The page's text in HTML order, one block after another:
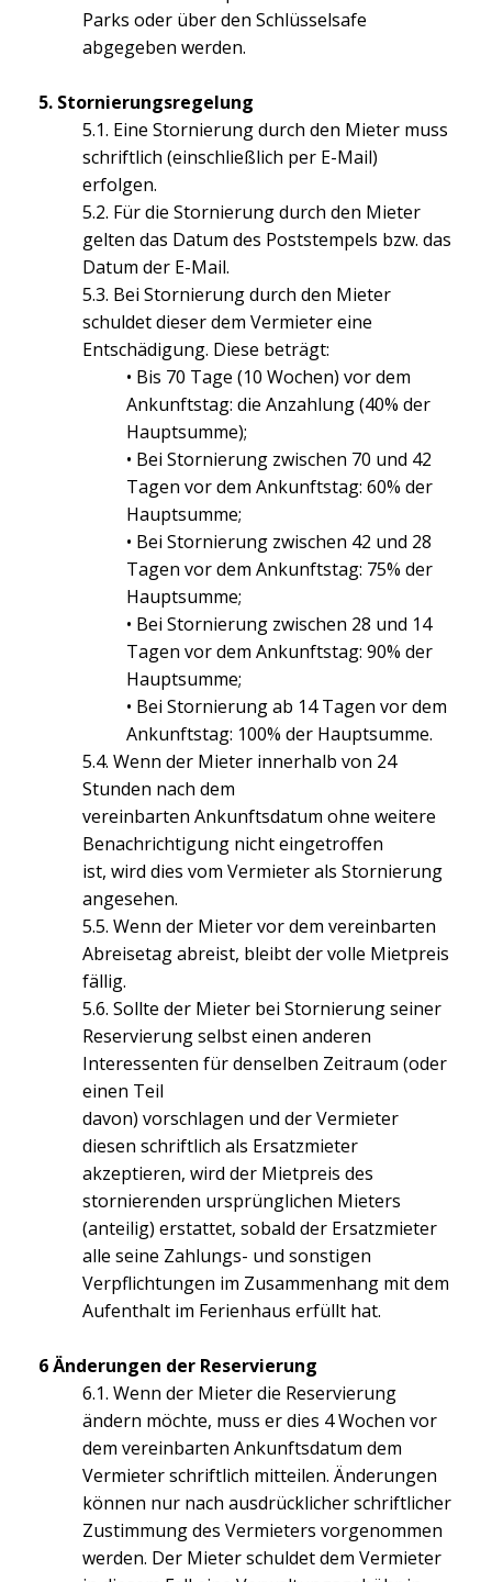
Parks oder über den Schlüsselsafe
abgegeben werden.
5. Stornierungsregelung
5.1. Eine Stornierung durch den Mieter muss
schriftlich (einschließlich per E-Mail)
erfolgen.
5.2. Für die Stornierung durch den Mieter
gelten das Datum des Poststempels bzw. das
Datum der E-Mail.
5.3. Bei Stornierung durch den Mieter
schuldet dieser dem Vermieter eine
Entschädigung. Diese beträgt:
• Bis 70 Tage (10 Wochen) vor dem
Ankunftstag: die Anzahlung (40% der
Hauptsumme);
• Bei Stornierung zwischen 70 und 42
Tagen vor dem Ankunftstag: 60% der
Hauptsumme;
• Bei Stornierung zwischen 42 und 28
Tagen vor dem Ankunftstag: 75% der
Hauptsumme;
• Bei Stornierung zwischen 28 und 14
Tagen vor dem Ankunftstag: 90% der
Hauptsumme;
• Bei Stornierung ab 14 Tagen vor dem
Ankunftstag: 100% der Hauptsumme.
5.4. Wenn der Mieter innerhalb von 24
Stunden nach dem
vereinbarten Ankunftsdatum ohne weitere
Benachrichtigung nicht eingetroffen
ist, wird dies vom Vermieter als Stornierung
angesehen.
5.5. Wenn der Mieter vor dem vereinbarten
Abreisetag abreist, bleibt der volle Mietpreis
fällig.
5.6. Sollte der Mieter bei Stornierung seiner
Reservierung selbst einen anderen
Interessenten für denselben Zeitraum (oder
einen Teil
davon) vorschlagen und der Vermieter
diesen schriftlich als Ersatzmieter
akzeptieren, wird der Mietpreis des
stornierenden ursprünglichen Mieters
(anteilig) erstattet, sobald der Ersatzmieter
alle seine Zahlungs- und sonstigen
Verpflichtungen im Zusammenhang mit dem
Aufenthalt im Ferienhaus erfüllt hat.
6 Änderungen der Reservierung
6.1. Wenn der Mieter die Reservierung
ändern möchte, muss er dies 4 Wochen vor
dem vereinbarten Ankunftsdatum dem
Vermieter schriftlich mitteilen. Änderungen
können nur nach ausdrücklicher schriftlicher
Zustimmung des Vermieters vorgenommen
werden. Der Mieter schuldet dem Vermieter